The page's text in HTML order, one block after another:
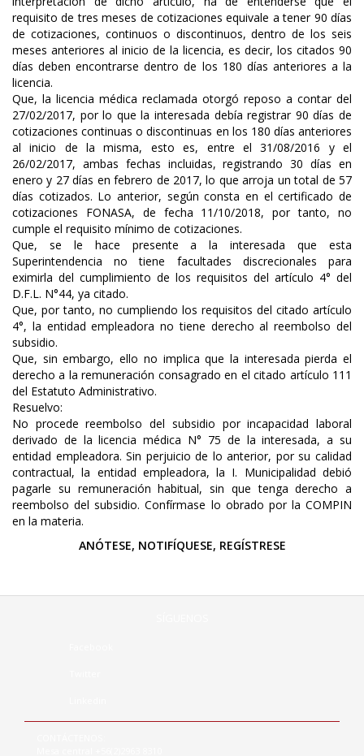
requisito de tres meses de cotizaciones equivale a tener 90 días
de cotizaciones, continuos o discontinuos, dentro de los seis
meses anteriores al inicio de la licencia, es decir, los citados 90
días deben encontrarse dentro de los 180 días anteriores a la
licencia.
Que, la licencia médica reclamada otorgó reposo a contar del
27/02/2017, por lo que la interesada debía registrar 90 días de
cotizaciones continuas o discontinuas en los 180 días anteriores
al inicio de la misma, esto es, entre el 31/08/2016 y el
26/02/2017, ambas fechas incluidas, registrando 30 días en
enero y 27 días en febrero de 2017, lo que arroja un total de 57
días cotizados. Lo anterior, según consta en el certificado de
cotizaciones FONASA, de fecha 11/10/2018, por tanto, no
cumple el requisito mínimo de cotizaciones.
Que, se le hace presente a la interesada que esta
Superintendencia no tiene facultades discrecionales para
eximirla del cumplimiento de los requisitos del artículo 4° del
D.F.L. N°44, ya citado.
Que, por tanto, no cumpliendo los requisitos del citado artículo
4°, la entidad empleadora no tiene derecho al reembolso del
subsidio.
Que, sin embargo, ello no implica que la interesada pierda el
derecho a la remuneración consagrado en el citado artículo 111
del Estatuto Administrativo.
Resuelvo:
No procede reembolso del subsidio por incapacidad laboral
derivado de la licencia médica N° 75 de la interesada, a su
entidad empleadora. Sin perjuicio de lo anterior, por su calidad
contractual, la entidad empleadora, la I. Municipalidad debió
pagarle su remuneración habitual, sin que tenga derecho a
reembolso del subsidio. Confírmase lo obrado por la COMPIN
en la materia.
ANÓTESE, NOTIFÍQUESE, REGÍSTRESE